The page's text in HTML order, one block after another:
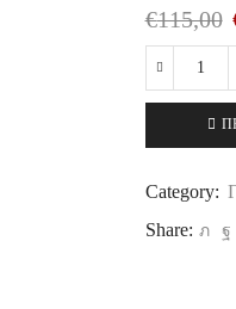
€115,00
SIZE
Category:
Share: